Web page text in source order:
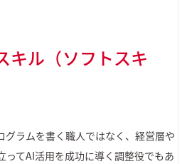
キル（ソフトスキ
グラムを書く職人ではなく、経営層や
ってAI活用を成功に導く調整役でもあ